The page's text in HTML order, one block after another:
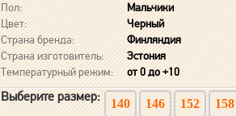
Пол:
Мальчики
Цвет:
Черный
Страна бренда:
Финляндия
Страна изготовитель:
Эстония
Температурный режим:
от 0 до +10
Выберите размер: 140 146 152 158